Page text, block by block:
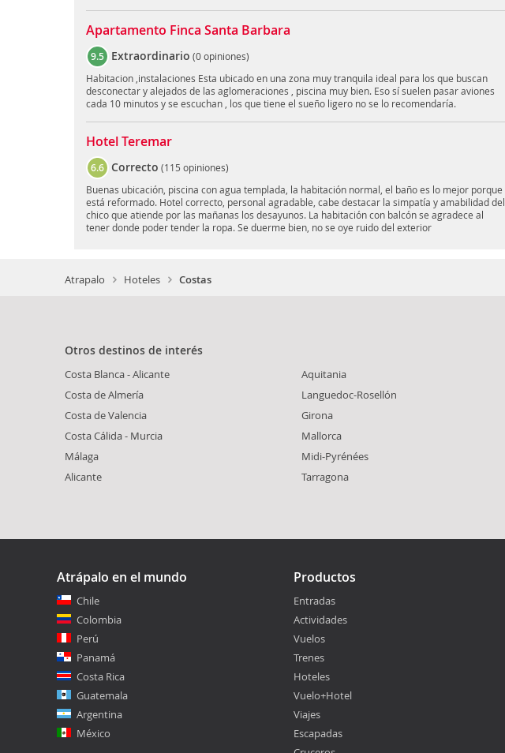
Apartamento Finca Santa Barbara
9.5 Extraordinario (0 opiniones)
Habitacion ,instalaciones Esta ubicado en una zona muy tranquila ideal para los que buscan
desconectar y alejados de las aglomeraciones , piscina muy bien. Eso sí suelen pasar aviones
cada 10 minutos y se escuchan , los que tiene el sueño ligero no se lo recomendaría.
Hotel Teremar
6.6 Correcto (115 opiniones)
Buenas ubicación, piscina con agua templada, la habitación normal, el baño es lo mejor porque
está reformado. Hotel correcto, personal agradable, cabe destacar la simpatía y amabilidad del
chico que atiende por las mañanas los desayunos. La habitación con balcón se agradece al
tener donde poder tender la ropa. Se duerme bien, no se oye ruido del exterior
Atrapalo Hoteles Costas
Otros destinos de interés
Costa Blanca - Alicante
Costa de Almería
Costa de Valencia
Costa Cálida - Murcia
Málaga
Alicante
Aquitania
Languedoc-Rosellón
Girona
Mallorca
Midi-Pyrénées
Tarragona
Atrápalo en el mundo
Chile
Colombia
Perú
Panamá
Costa Rica
Guatemala
Argentina
México
Productos
Entradas
Actividades
Vuelos
Trenes
Hoteles
Vuelo+Hotel
Viajes
Escapadas